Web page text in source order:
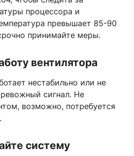
процессора и
превышает 85-90
принимайте меры.
вентилятора
нестабильно или не
сигнал. Не
возможно, потребуется
систему